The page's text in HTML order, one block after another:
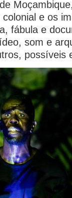
e os
fábula e
som e
possíveis